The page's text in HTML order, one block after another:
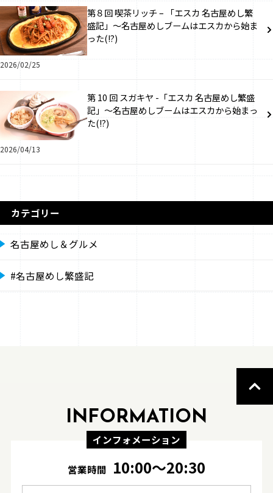
2026/02/25
第８回 喫茶リッチ – 「エスカ 名古屋めし繁
盛記」～名古屋めしブームはエスカから始ま
った(!?)
2026/04/13
第 10 回 スガキヤ -「エスカ 名古屋めし繁盛
記」～名古屋めしブームはエスカから始まっ
た(!?)
カテゴリー
名古屋めし＆グルメ
#名古屋めし繁盛記
INFORMATION
インフォメーション
営業時間 10:00〜20:30